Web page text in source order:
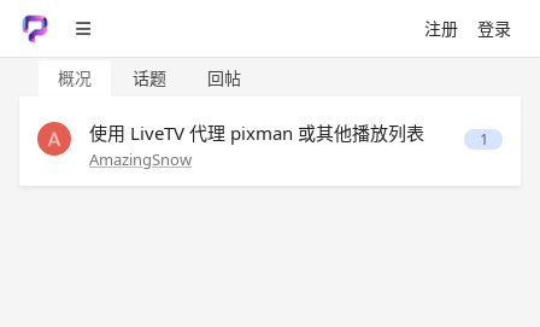
注册 登录
概况 话题 回帖
使用 LiveTV 代理 pixman 或其他播放列表
AmazingSnow
1